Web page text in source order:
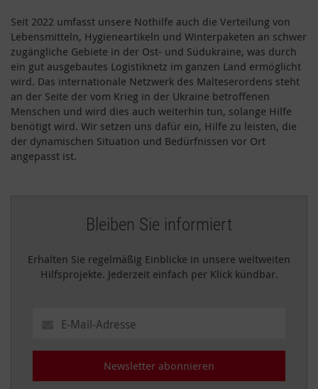
Seit 2022 umfasst unsere Nothilfe auch die Verteilung von
Lebensmitteln, Hygieneartikeln und Winterpaketen an schwer
zugängliche Gebiete in der Ost- und Südukraine, was durch
ein gut ausgebautes Logistiknetz im ganzen Land ermöglicht
wird. Das internationale Netzwerk des Malteserordens steht
an der Seite der vom Krieg in der Ukraine betroffenen
Menschen und wird dies auch weiterhin tun, solange Hilfe
benötigt wird. Wir setzen uns dafür ein, Hilfe zu leisten, die
der dynamischen Situation und Bedürfnissen vor Ort
angepasst ist.
Bleiben Sie informiert
Erhalten Sie regelmäßig Einblicke in unsere weltweiten
Hilfsprojekte. Jederzeit einfach per Klick kündbar.
Newsletter abonnieren